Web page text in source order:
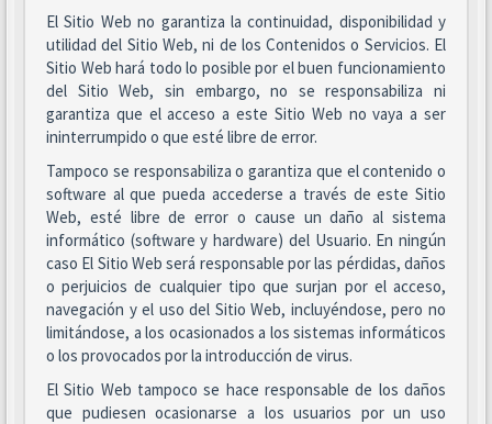
El Sitio Web no garantiza la continuidad, disponibilidad y
utilidad del Sitio Web, ni de los Contenidos o Servicios. El
Sitio Web hará todo lo posible por el buen funcionamiento
del Sitio Web, sin embargo, no se responsabiliza ni
garantiza que el acceso a este Sitio Web no vaya a ser
ininterrumpido o que esté libre de error.
Tampoco se responsabiliza o garantiza que el contenido o
software al que pueda accederse a través de este Sitio
Web, esté libre de error o cause un daño al sistema
informático (software y hardware) del Usuario. En ningún
caso El Sitio Web será responsable por las pérdidas, daños
o perjuicios de cualquier tipo que surjan por el acceso,
navegación y el uso del Sitio Web, incluyéndose, pero no
limitándose, a los ocasionados a los sistemas informáticos
o los provocados por la introducción de virus.
El Sitio Web tampoco se hace responsable de los daños
que pudiesen ocasionarse a los usuarios por un uso